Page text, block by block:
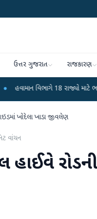
ઉત્તર ગુજરાત રાજકારણ
18 રાજ્યો માટે ભારે વરસાદની
ખોદેલા ખાડા જીવલેણ
વાંચન